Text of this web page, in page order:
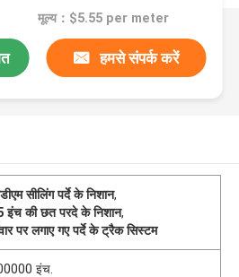
मूल्य：$5.55 per meter
हमसे संपर्क करें
सीलिंग पर्दे के निशान,
इंच की छत परदे के निशान,
पर लगाए गए पर्दे के ट्रैक सिस्टम
इंच.